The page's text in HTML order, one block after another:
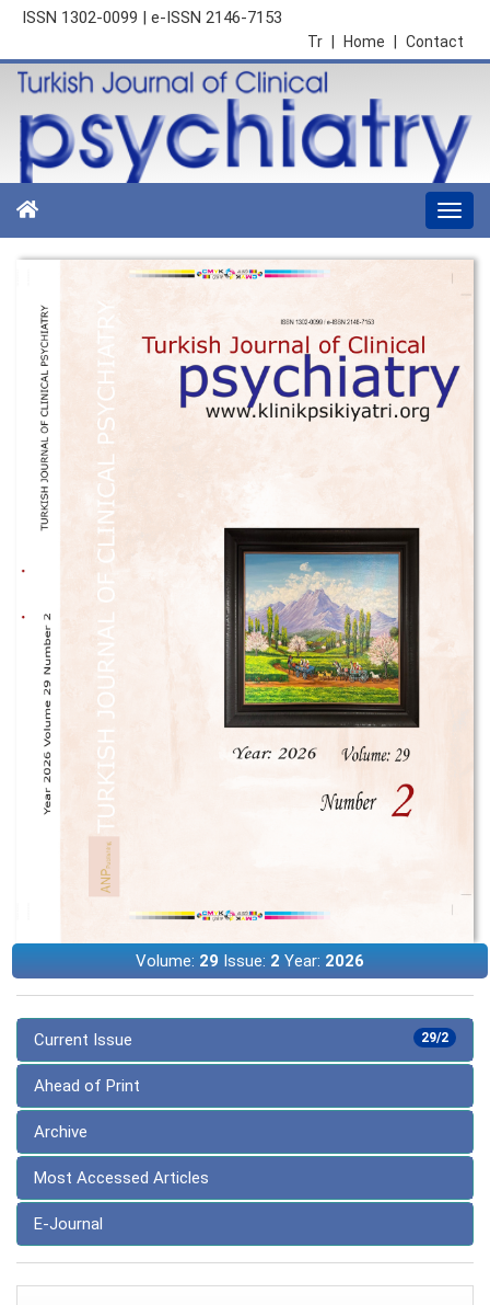
ISSN 1302-0099 | e-ISSN 2146-7153
Contact
Home
Tr
Volume: 29Issue: 2 Year: 2026
29/2
Current Issue
Ahead of Print
Archive
Most Accessed Articles
E-Journal